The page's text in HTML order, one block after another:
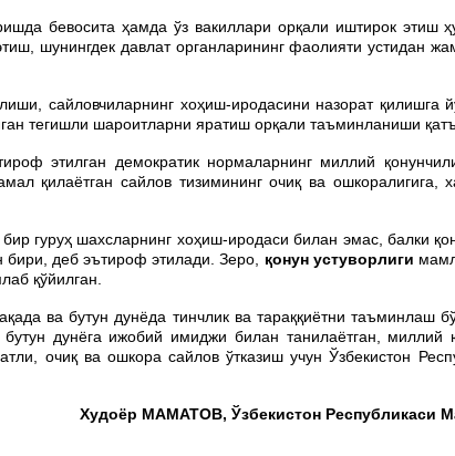
бевосита ҳамда ўз вакиллари орқали иштирок этиш
шунингдек давлат органларининг фаолияти устидан
сайловчиларнинг хоҳиш-иродасини назорат
тегишли шароитларни яратиш орқали таъминланиши
этилган демократик нормаларнинг миллий
қилаётган сайлов тизимининг очиқ ва ошкоралигига,
гуруҳ шахсларнинг хоҳиш-иродаси билан эмас, балки
бири, деб эътироф этилади. Зеро, қонун устуворлиги
қўйилган.
ва бутун дунёда тинчлик ва тараққиётни таъминлаш
дунёга ижобий имиджи билан танилаётган,
очиқ ва ошкора сайлов ўтказиш учун Ўзбекистон
Худоёр МАМАТОВ, Ўзбекистон Республикаси